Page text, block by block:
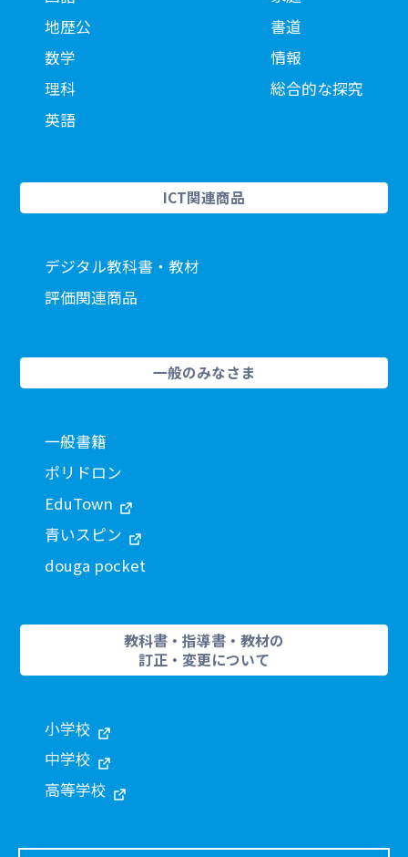
地歴公
数学
理科
英語
書道
情報
総合的な探究
ICT関連商品
デジタル教科書・教材
評価関連商品
一般のみなさま
一般書籍
ポリドロン
EduTown
青いスピン
douga pocket
教科書・指導書・教材の
訂正・変更について
小学校
中学校
高等学校